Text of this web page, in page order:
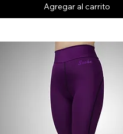
Agregar al carrito